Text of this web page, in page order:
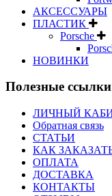
АКСЕССУАРЫ
ПЛАСТИК
Porsche
НОВИНКИ
Полезные ссылки
ЛИЧНЫЙ
Обратная связь
СТАТЬИ
КАК
ОПЛАТА
ДОСТАВКА
КОНТАКТЫ